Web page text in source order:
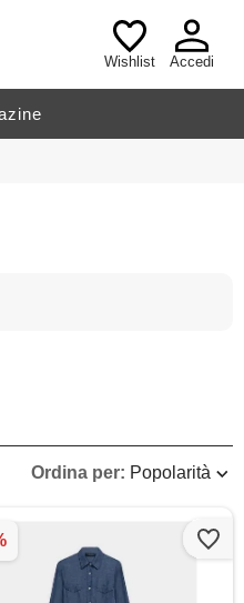
Wishlist Accedi
Ordina per: Popolarità